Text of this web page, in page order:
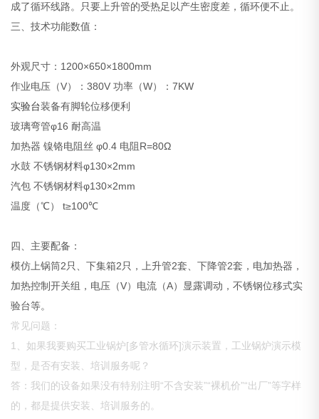
成了循环线路。只要上升管的受热足以产生密度差，循环便不止。
三、技术功能数值：
外观尺寸：1200×650×1800mm
作业电压（V）：380V 功率（W）：7KW
实验台装备有脚轮位移便利
玻璃弯管φ16 耐高温
加热器 镍铬电阻丝 φ0.4 电阻R=80Ω
水鼓 不锈钢材料φ130×2mm
汽包 不锈钢材料φ130×2mm
温度（℃） t≥100℃
四、主要配备：
模仿上锅筒2只、下集箱2只，上升管2套、下降管2套，电加热器，
加热控制开关组，电压（V）电流（A）显露调动，不锈钢位移式实
验台等。
常见问题：
1、如果我要购买工业锅炉[多管水循环]演示装置，工业锅炉演示模
型，是否有安装、培训服务呢？
答：我们的设备如果没有特别注明“不含安装”“裸机价”“出厂”等字样
的，都是提供安装、培训服务的。